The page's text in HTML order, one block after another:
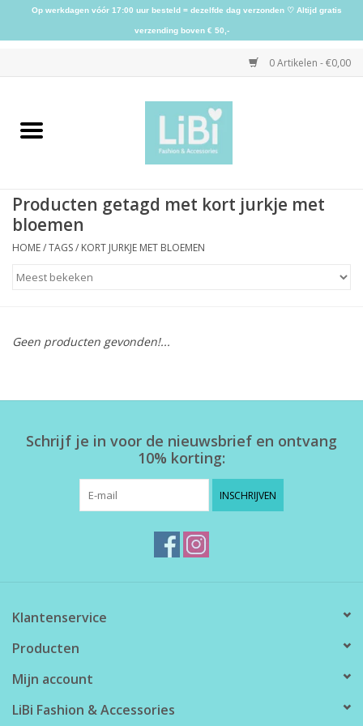
0 Artikelen - €0,00
Home
Kleding
Accessoires
Home deco
SALE
Producten getagd met kort jurkje met
bloemen
HOME/TAGS/ KORT JURKJE MET BLOEMEN
Geen producten gevonden!...
Schrijf je in voor de nieuwsbrief en ontvang
10% korting:
INSCHRIJVEN
Klantenservice
Producten
Mijn account
LiBi Fashion & Accessories
Op werkdagen vóór 17:00 uur besteld = dezelfde dag verzonden ♡ Altijd gratis
verzending boven € 50,-